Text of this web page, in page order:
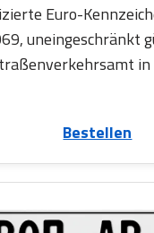
Euro-
uneingeschränkt
in
Bestellen